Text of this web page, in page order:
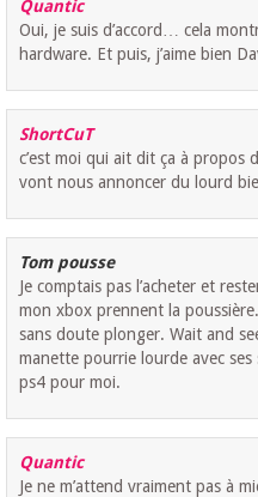
Quantic
Oui, je suis d’accord… cela
hardware. Et puis, j’aime bien
ShortCuT
c’est moi qui ait dit ça à propos
vont nous annoncer du lourd
Tom pousse
Je comptais pas l’acheter et
mon xbox prennent la
sans doute plonger. Wait and
manette pourrie lourde avec
ps4 pour moi.
Quantic
Je ne m’attend vraiment pas à